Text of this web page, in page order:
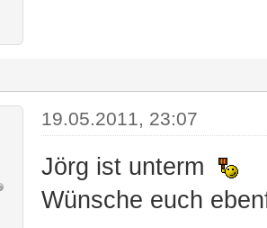
19.05.2011, 23:07
Jörg ist unterm
Wünsche euch